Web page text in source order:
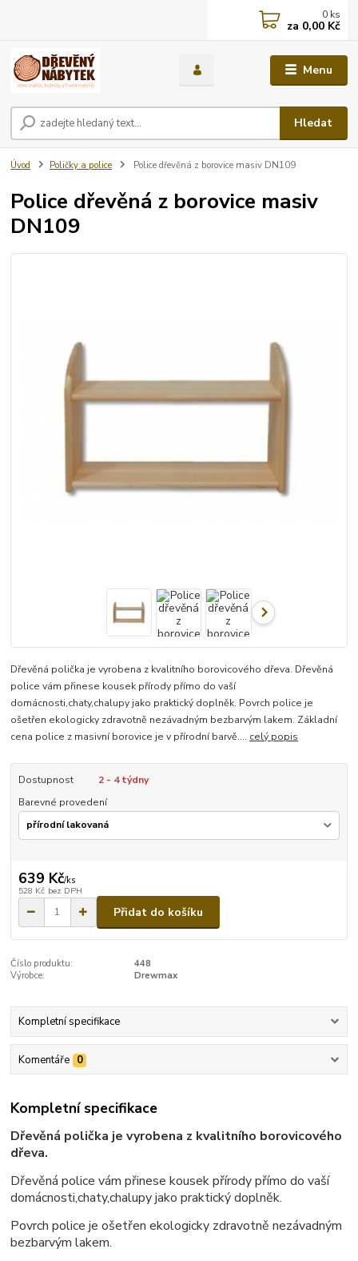
Menu
Hledat
0 ks
za 0,00 Kč
Úvod Poličky a police Police dřevěná z borovice masiv DN109
Police dřevěná z borovice masiv
DN109
Dřevěná polička je vyrobena z kvalitního borovicového dřeva. Dřevěná
police vám přinese kousek přírody přímo do vaší
domácnosti,chaty,chalupy jako praktický doplněk. Povrch police je
ošetřen ekologicky zdravotně nezávadným bezbarvým lakem. Základní
cena police z masivní borovice je v přírodní barvě.... celý popis
Dostupnost
2 - 4 týdny
Barevné provedení
639 Kč/ks
528 Kč bez DPH
Přidat do košíku
Číslo produktu:
448
Výrobce:
Drewmax
Kompletní specifikace
Komentáře 0
Kompletní specifikace
Dřevěná polička je vyrobena z kvalitního borovicového
dřeva.
Dřevěná police vám přinese kousek přírody přímo do vaší
domácnosti,chaty,chalupy jako praktický doplněk.
Povrch police je ošetřen ekologicky zdravotně nezávadným
bezbarvým lakem.